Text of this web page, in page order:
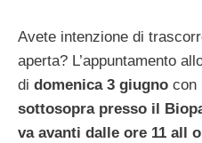
Avete intenzione di
aperta? L’appuntamento
di domenica 3 giugno con
sottosopra presso il
va avanti dalle ore 11 all